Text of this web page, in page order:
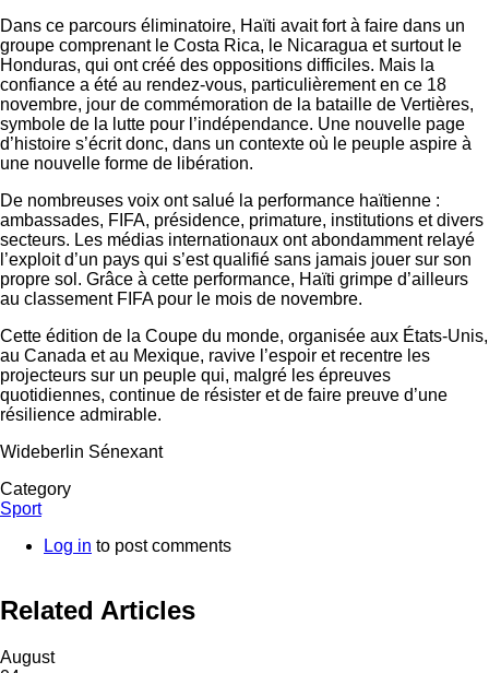
Dans ce parcours éliminatoire, Haïti avait fort à faire dans un
groupe comprenant le Costa Rica, le Nicaragua et surtout le
Honduras, qui ont créé des oppositions difficiles. Mais la
confiance a été au rendez-vous, particulièrement en ce 18
novembre, jour de commémoration de la bataille de Vertières,
symbole de la lutte pour l’indépendance. Une nouvelle page
d’histoire s’écrit donc, dans un contexte où le peuple aspire à
une nouvelle forme de libération.
De nombreuses voix ont salué la performance haïtienne :
ambassades, FIFA, présidence, primature, institutions et divers
secteurs. Les médias internationaux ont abondamment relayé
l’exploit d’un pays qui s’est qualifié sans jamais jouer sur son
propre sol. Grâce à cette performance, Haïti grimpe d’ailleurs
au classement FIFA pour le mois de novembre.
Cette édition de la Coupe du monde, organisée aux États-Unis,
au Canada et au Mexique, ravive l’espoir et recentre les
projecteurs sur un peuple qui, malgré les épreuves
quotidiennes, continue de résister et de faire preuve d’une
résilience admirable.
Wideberlin Sénexant
Category
Sport
Log in to post comments
Related Articles
August